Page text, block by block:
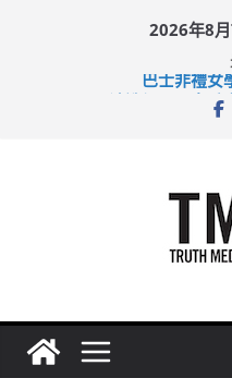
2026年8月
巴士非禮女
涉造假公屋富戶